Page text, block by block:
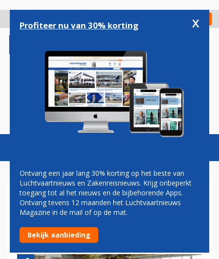
gaan
Check in
Magazine Podcasts Vacatures
BOEING: KOMENDE TIEN JAAR
MINDER NIEUWE
VLIEGTUIGEN NODIG
Profiteer nu van 30% korting x
Ontvang een jaar lang 30% korting op het beste van
Luchtvaartnieuws en Zakenreisnieuws. Krijg onbeperkt
toegang tot al het nieuws en de bijbehorende Apps.
Ontvang tevens 12 maanden het Luchtvaartnieuws
Magazine in de mail of op de mat.
Bekijk aanbieding